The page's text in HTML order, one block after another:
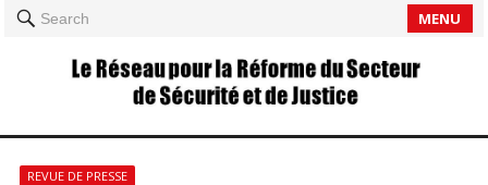
Search MENU
REVUE DE PRESSE